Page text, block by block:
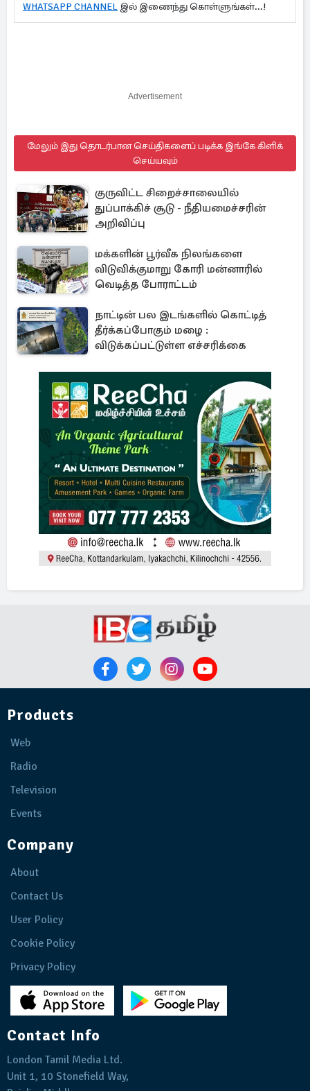
WHATSAPP CHANNEL இல் இணைந்து கொள்ளுங்கள்...!
Advertisement
மேலும் இது தொடர்பான செய்திகளைப் படிக்க இங்கே கிளிக்
செய்யவும்
குருவிட்ட சிறைச்சாலையில்
துப்பாக்கிச் சூடு - நீதியமைச்சரின்
அறிவிப்பு
மக்களின் பூர்வீக நிலங்களை
விடுவிக்குமாறு கோரி மன்னாரில்
வெடித்த போராட்டம்
நாட்டின் பல இடங்களில் கொட்டித்
தீர்க்கப்போகும் மழை :
விடுக்கப்பட்டுள்ள எச்சரிக்கை
Products
Web
Radio
Television
Events
Company
About
Contact Us
User Policy
Cookie Policy
Privacy Policy
Contact Info
London Tamil Media Ltd.
Unit 1, 10 Stonefield Way,